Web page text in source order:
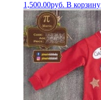
1,500.00руб. В корзину